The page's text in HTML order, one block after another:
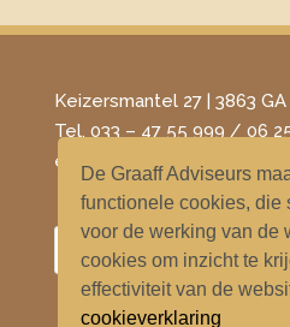
De Graaff Adviseurs
functionele cookies, die
voor de werking van de
cookies om inzicht te
effectiviteit van de
cookieverklaring
Keizersmantel 27 | 3863
Tel. 033 – 47 55 999 / 06
​e-mail –